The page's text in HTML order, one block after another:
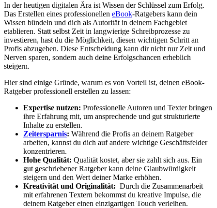
In der⁤ heutigen ‍digitalen‌ Ära ist Wissen der Schlüssel​ zum Erfolg.‌
Das Erstellen eines professionellen eBook-Ratgebers kann‌ dein‌
Wissen ‍bündeln und⁢ dich als Autorität in deinem ⁢Fachgebiet‍
etablieren. Statt selbst Zeit in langwierige Schreibprozesse zu
investieren, hast du‌ die⁤ Möglichkeit, diesen ‌wichtigen Schritt‍ an
Profis abzugeben. Diese Entscheidung kann dir nicht nur⁤ Zeit ⁢und
Nerven sparen, sondern auch deine Erfolgschancen⁣ erheblich
steigern.
Hier sind einige ​Gründe, warum es ‍von‍ Vorteil ‍ist, deinen eBook-
Ratgeber ⁢professionell‍ erstellen zu ⁣lassen:
Expertise nutzen: Professionelle Autoren⁣ und Texter bringen
ihre Erfahrung mit, um ansprechende und ⁢gut strukturierte
Inhalte zu erstellen.
Zeitersparnis: Während die Profis‌ an ​deinem⁤ Ratgeber
arbeiten, kannst du dich‍ auf andere wichtige Geschäftsfelder
‌konzentrieren.
Hohe Qualität: Qualität⁣ kostet, ​aber sie zahlt ⁤sich aus. Ein
gut geschriebener‌ Ratgeber kann ​deine Glaubwürdigkeit
steigern​ und den Wert deiner Marke erhöhen.
Kreativität ⁣und ​Originalität: ⁣ Durch die Zusammenarbeit
mit erfahrenen Textern bekommst‍ du ‌kreative Impulse, ‌die⁢
deinem ⁢Ratgeber ‍einen⁣ einzigartigen‌ Touch‍ verleihen.